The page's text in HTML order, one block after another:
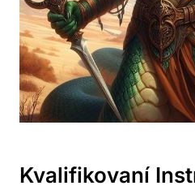
Kvalifikovaní